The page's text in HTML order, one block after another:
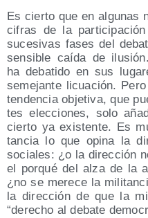
Es cier­to que en algu­nas
cifras de la
suce­si­vas fases del
sen­si­ble caí­da de
ha deba­ti­do en sus
seme­jan­te licua­ción.
ten­den­cia obje­ti­va, que
tes elec­cio­nes, solo
cier­to ya exis­ten­te. Es
tan­cia lo que opi­na la
socia­les: ¿o la direc­ción
el por­qué del alza de la
¿no se mere­ce la
la direc­ción de que la
dere­cho al deba­te